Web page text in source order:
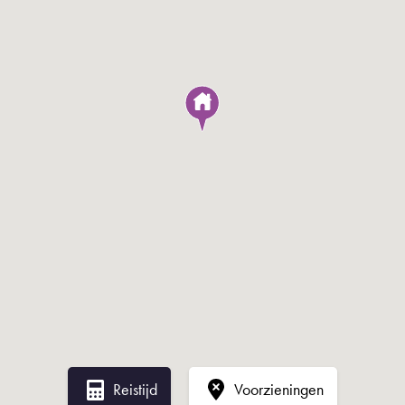
double bed. There is also closet space in the special
construction. The apartment has a spacious and bright
This apartment is located on the Prinseneiland. The Western
Reistijd Voorzieningen